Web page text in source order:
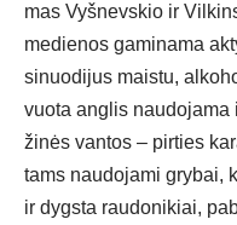
mas Vyš­nevs­kio ir
me­die­nos ga­mi­na­ma
si­nuo­di­jus mais­tu,
vuo­ta ang­lis
ži­nės van­tos – pir­ties
tams nau­do­ja­mi gry­bai,
ir dygs­ta rau­do­ni­kiai,